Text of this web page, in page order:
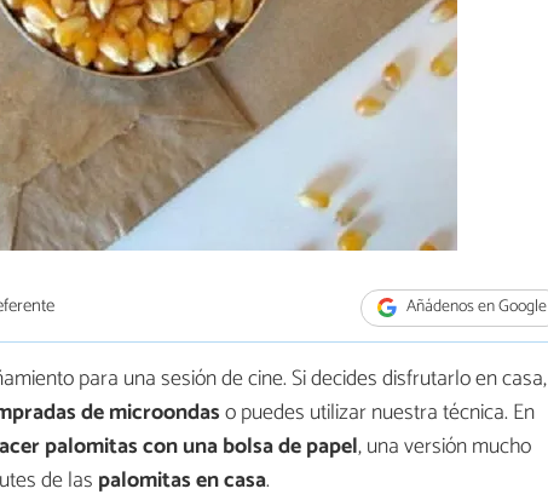
Añádenos en Google
para una sesión de cine. Si decides disfrutarlo en casa,
de microondaso puedes utilizar nuestra técnica. En
palomitas con una bolsa de papel, una versión mucho
de las palomitas en casa.